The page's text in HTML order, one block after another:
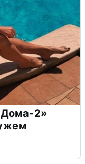
2»